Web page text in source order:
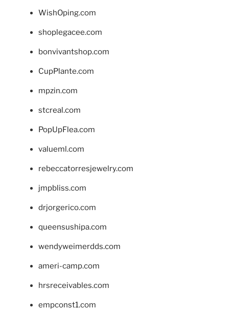
WishOping.com
shoplegacee.com
bonvivantshop.com
CupPlante.com
mpzin.com
stcreal.com
PopUpFlea.com
valueml.com
rebeccatorresjewelry.com
jmpbliss.com
drjorgerico.com
queensushipa.com
wendyweimerdds.com
ameri-camp.com
hrsreceivables.com
empconst1.com